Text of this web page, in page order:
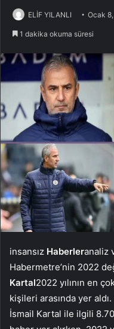
ELİF YILANLI Ocak
1 dakika okuma süresi
insansız Haberleranaliz
Habermetre’nin 2022
Kartal2022 yılının en
kişileri arasında yer aldı.
İsmail Kartal ile ilgili